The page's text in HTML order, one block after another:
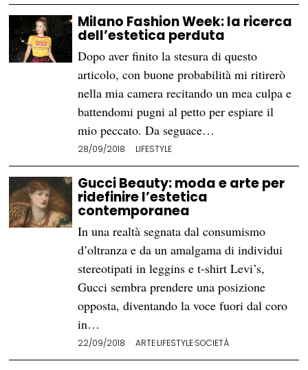
Milano Fashion Week: la ricerca
dell’estetica perduta
Dopo aver finito la stesura di questo
articolo, con buone probabilità mi ritirerò
nella mia camera recitando un mea culpa e
battendomi pugni al petto per espiare il
mio peccato. Da seguace…
28/09/2018 LIFESTYLE
Gucci Beauty: moda e arte per
ridefinire l’estetica
contemporanea
In una realtà segnata dal consumismo
d’oltranza e da un amalgama di individui
stereotipati in leggins e t-shirt Levi’s,
Gucci sembra prendere una posizione
opposta, diventando la voce fuori dal coro
in…
22/09/2018 ARTE·LIFESTYLE·SOCIETÀ